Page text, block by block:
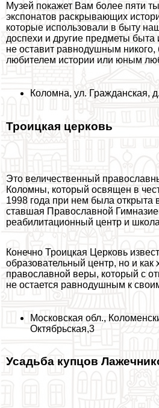
Музей покажет Вам более пяти
экспонатов раскрывающих
которые использовали в быту
доспехи и другие предметы быта
не оставит равнодушным
любителем истории или юным
Коломна, ул. Гражданская,
Троицкая церковь
Это величественный
Коломны, который освящен в
1998 года при нем была открыта
ставшая Православной
реабилитационный центр и школа
Конечно Троицкая Церковь
образовательный центр, но и как
православной веры, который с
не остается равнодушным к
Московская обл.,
Октябрьская,3
Усадьба купцов